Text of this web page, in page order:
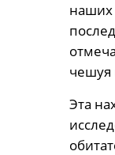
наших
чешуя
Эта